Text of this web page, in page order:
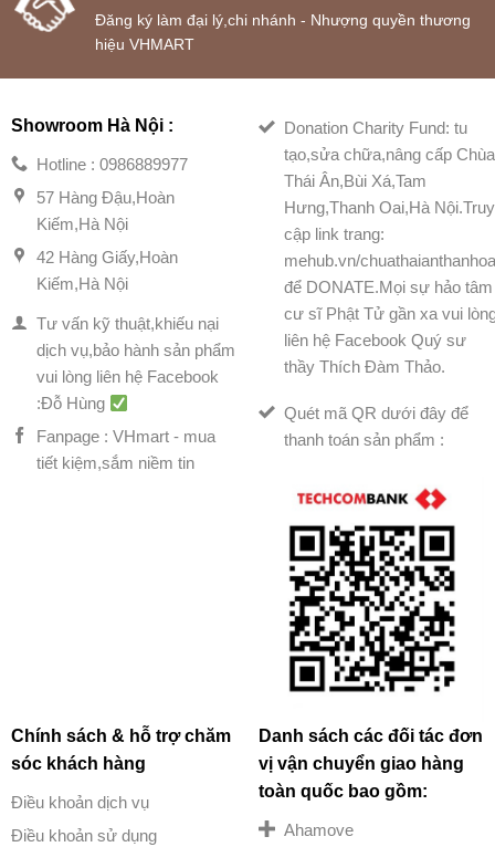
Đăng ký làm đại lý,chi nhánh - Nhượng quyền thương
hiệu VHMART
Showroom Hà Nội :
Hotline : 0986889977
57 Hàng Đậu,Hoàn
Kiếm,Hà Nội
42 Hàng Giấy,Hoàn
Kiếm,Hà Nội
Tư vấn kỹ thuật,khiếu nại
dịch vụ,bảo hành sản phẩm
vui lòng liên hệ Facebook
:Đỗ Hùng
Fanpage : VHmart - mua
tiết kiệm,sắm niềm tin
Donation Charity Fund: tu
tạo,sửa chữa,nâng cấp Chùa
Thái Ân,Bùi Xá,Tam
Hưng,Thanh Oai,Hà Nội.Truy
cập link trang:
mehub.vn/
để DONATE.Mọi sự hảo tâm
cư sĩ Phật Tử gần xa vui
liên hệ Facebook Quý sư
thầy Thích Đàm Thảo.
Quét mã QR dưới đây để
thanh toán sản phẩm :
Chính sách & hỗ trợ chăm
sóc khách hàng
Điều khoản dịch vụ
Điều khoản sử dụng
Danh sách các đối tác đơn
vị vận chuyển giao hàng
toàn quốc bao gồm:
Ahamove